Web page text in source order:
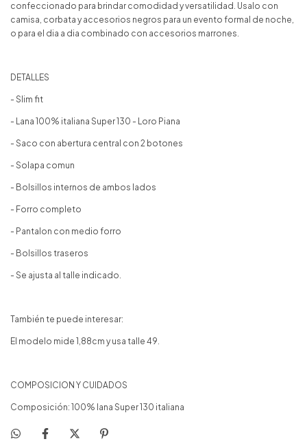
confeccionado para brindar comodidad y versatilidad. Usalo con
camisa, corbata y accesorios negros para un evento formal de noche,
o para el dia a dia combinado con accesorios marrones.
DETALLES
- Slim fit
- Lana 100% italiana Super 130 - Loro Piana
- Saco con abertura central con 2 botones
- Solapa comun
- Bolsillos internos de ambos lados
- Forro completo
- Pantalon con medio forro
- Bolsillos traseros
- Se ajusta al talle indicado.
También te puede interesar:
El modelo mide 1,88cm y usa talle 49.
COMPOSICION Y CUIDADOS
Composición: 100% lana Super 130 italiana